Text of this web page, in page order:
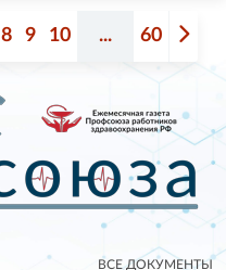
8 9 10 ... 60
ВСЕ ДОКУМЕНТЫ